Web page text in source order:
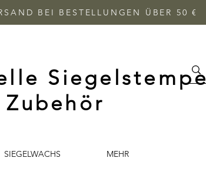
BEI BESTELLUNGEN ÜBER 50 €
SIEGELWACHS MEHR